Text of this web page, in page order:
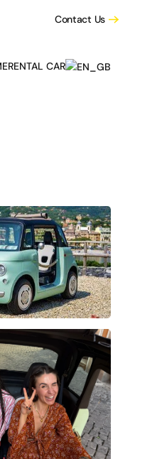
Contact Us
RENTAL CAR